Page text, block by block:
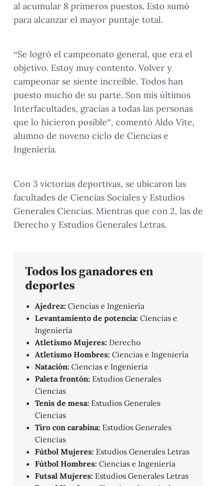
al acumular 8 primeros puestos. Esto sumó
para alcanzar el mayor puntaje total.
“Se logró el campeonato general, que era el
objetivo. Estoy muy contento. Volver y
campeonar se siente increíble. Todos han
puesto mucho de su parte. Son mis últimos
Interfacultades, gracias a todas las personas
que lo hicieron posible”, comentó Aldo Vite,
alumno de noveno ciclo de Ciencias e
Ingeniería.
Con 3 victorias deportivas, se ubicaron las
facultades de Ciencias Sociales y Estudios
Generales Ciencias. Mientras que con 2, las de
Derecho y Estudios Generales Letras.
Todos los ganadores en
deportes
Ajedrez: Ciencias e Ingeniería
Levantamiento de potencia: Ciencias e
Ingeniería
Atletismo Mujeres: Derecho
Atletismo Hombres: Ciencias e Ingeniería
Natación: Ciencias e Ingeniería
Paleta frontón: Estudios Generales
Ciencias
Tenis de mesa: Estudios Generales
Ciencias
Tiro con carabina: Estudios Generales
Ciencias
Fútbol Mujeres: Estudios Generales Letras
Fútbol Hombres: Ciencias e Ingeniería
Futsal Mujeres: Estudios Generales Letras